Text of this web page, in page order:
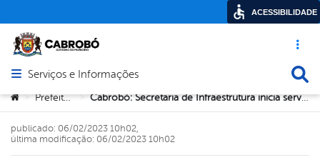
Acesso
Abrir menu principal de navegação
Serviços e Informações
Você está aqui:
> Prefeitura > Cabrobó: Secretaria de Infraestrutura inicia serviços de melhoramento na rede de esgoto na Avenida da Caixa
publicado: 06/02/2023 10h02,
última modificação: 06/02/2023 10h02
ACESSIBILIDADE